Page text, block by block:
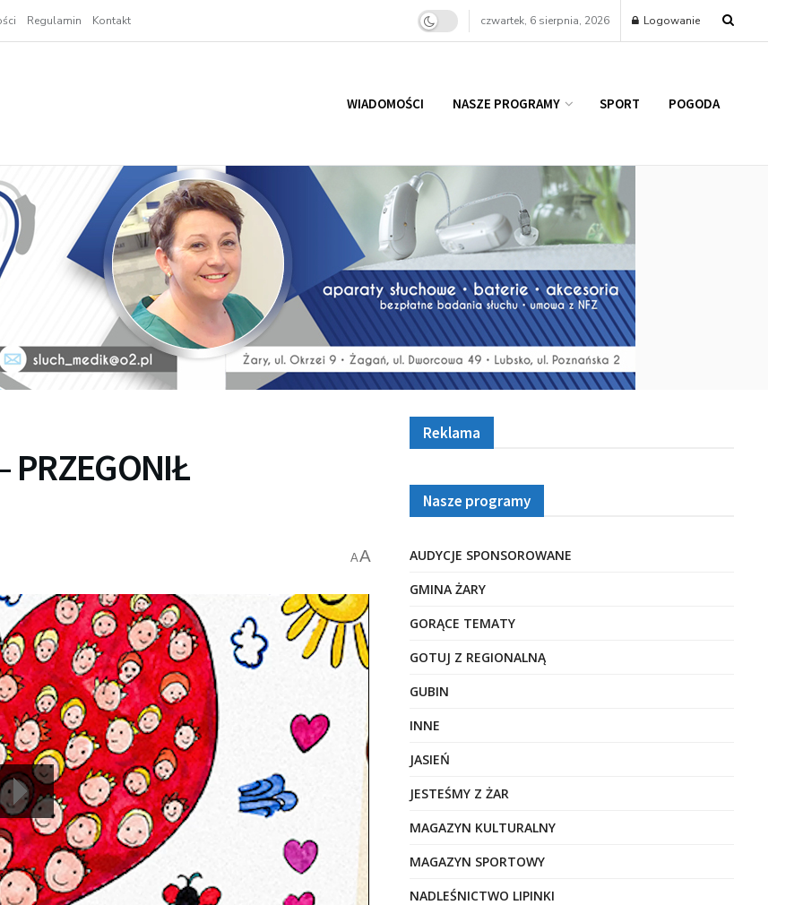
Regulamin Kontakt czwartek, 6 sierpnia, 2026 Logowanie
WIADOMOŚCI NASZE PROGRAMY SPORT POGODA
PRZEGONIŁ
AA
Reklama
Nasze programy
AUDYCJE SPONSOROWANE
GMINA ŻARY
GORĄCE TEMATY
GOTUJ Z REGIONALNĄ
GUBIN
INNE
JASIEŃ
JESTEŚMY Z ŻAR
MAGAZYN KULTURALNY
MAGAZYN SPORTOWY
NADLEŚNICTWO LIPINKI